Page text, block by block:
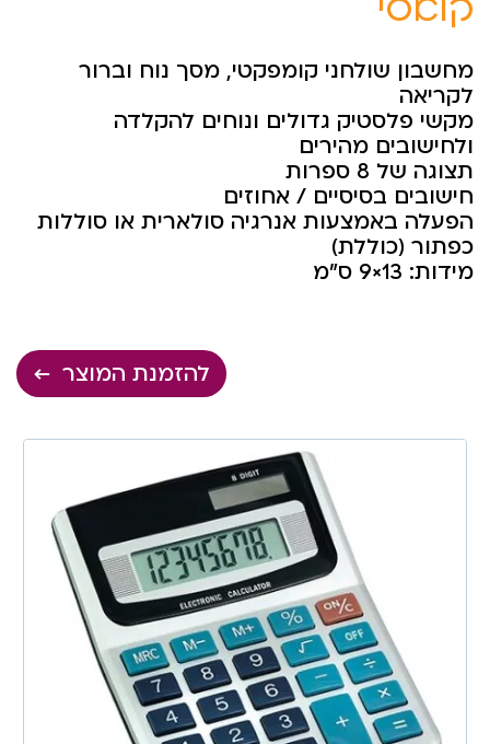
מחשבון שולחני קומפקטי, מסך נוח וברור
לקריאה
מקשי פלסטיק גדולים ונוחים להקלדה
ולחישובים מהירים
תצוגה של 8 ספרות
חישובים בסיסיים / אחוזים
הפעלה באמצעות אנרגיה סולארית או סוללות
כפתור (כוללת)
מידות: 13×9 ס”מ
להזמנת המוצר